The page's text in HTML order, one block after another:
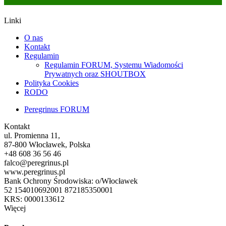
Linki
O nas
Kontakt
Regulamin
Regulamin FORUM, Systemu Wiadomości
Prywatnych oraz SHOUTBOX
Polityka Cookies
RODO
Peregrinus FORUM
Kontakt
ul. Promienna 11,
87-800 Włocławek, Polska
+48 608 36 56 46
falco@peregrinus.pl
www.peregrinus.pl
Bank Ochrony Środowiska: o/Włocławek
52 154010692001 872185350001
KRS: 0000133612
Więcej